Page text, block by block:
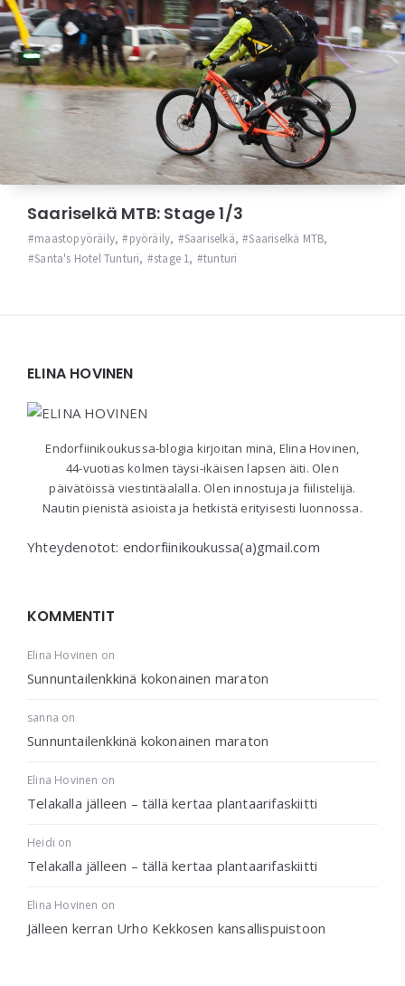
Saariselkä MTB: Stage 1/3
maastopyöräily, pyöräily, Saariselkä, Saariselkä MTB,
Santa's Hotel Tunturi, stage 1, tunturi
Widgets
ELINA HOVINEN
Endorfiinikoukussa-blogia kirjoitan minä, Elina Hovinen,
44-vuotias kolmen täysi-ikäisen lapsen äiti. Olen
päivätöissä viestintäalalla. Olen innostuja ja fiilistelijä.
Nautin pienistä asioista ja hetkistä erityisesti luonnossa.
Yhteydenotot: endorfiinikoukussa(a)gmail.com
KOMMENTIT
Elina Hovinen on
Sunnuntailenkkinä kokonainen maraton
sanna on
Sunnuntailenkkinä kokonainen maraton
Elina Hovinen on
Telakalla jälleen – tällä kertaa plantaarifaskiitti
Heidi on
Telakalla jälleen – tällä kertaa plantaarifaskiitti
Elina Hovinen on
Jälleen kerran Urho Kekkosen kansallispuistoon